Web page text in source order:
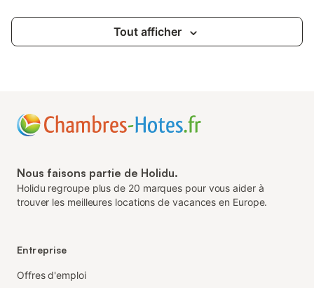
Tout afficher
Nous faisons partie de Holidu.
Holidu regroupe plus de 20 marques pour vous aider à
trouver les meilleures locations de vacances en Europe.
Entreprise
Offres d'emploi